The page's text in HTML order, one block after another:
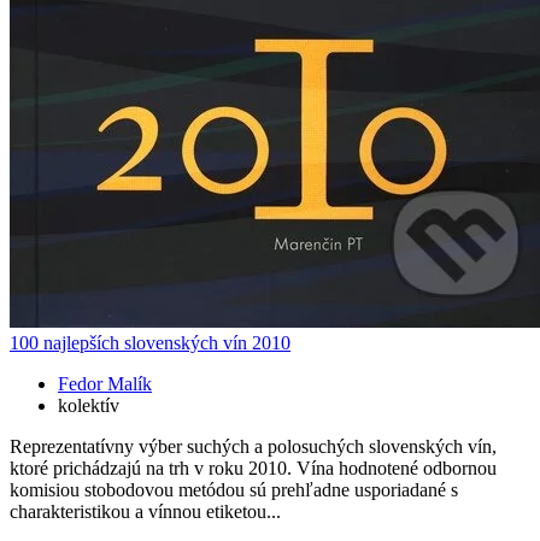
100 najlepších slovenských vín 2010
Fedor Malík
kolektív
Reprezentatívny výber suchých a polosuchých slovenských vín,
ktoré prichádzajú na trh v roku 2010. Vína hodnotené odbornou
komisiou stobodovou metódou sú prehľadne usporiadané s
charakteristikou a vínnou etiketou...